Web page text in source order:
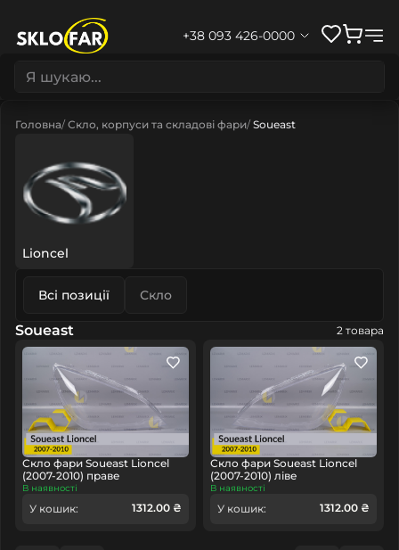
+38 093 426-0000
Головна Скло, корпуси та складові фари Soueast
Lioncel
Всі позиції Скло
Soueast 2 товара
Скло фари Soueast Lioncel
(2007-2010) праве
В наявності
У кошик: 1312.00 ₴
Скло фари Soueast Lioncel
(2007-2010) ліве
В наявності
У кошик: 1312.00 ₴